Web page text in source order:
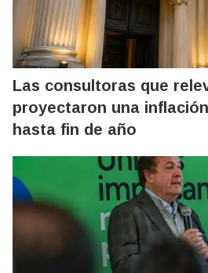
Las consultoras que
proyectaron una
hasta fin de año